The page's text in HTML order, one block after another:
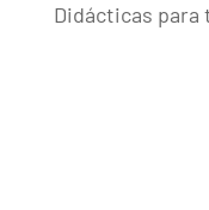
Didácticas para